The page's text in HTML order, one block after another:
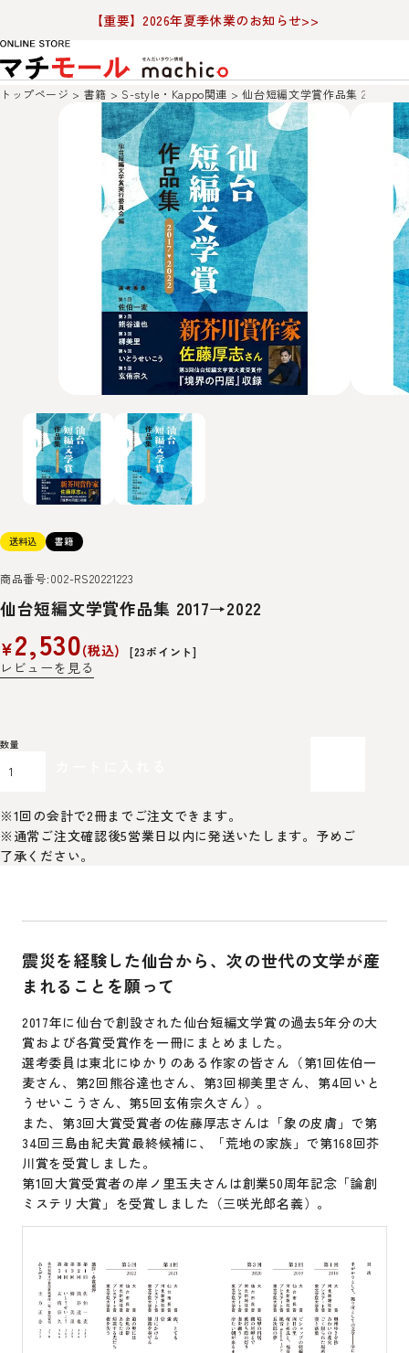
【重要】2026年夏季休業のお知らせ>>
トップページ 書籍 S-style・Kappo関連 仙台短編文学賞作品集
送料込 書籍
商品番号 002-RS20221223
仙台短編文学賞作品集 2017→2022
¥2,530 税込 [23ポイント]
レビューを見る
※1回の会計で2冊までご注文できます。
※通常ご注文確認後5営業日以内に発送いたします。予めご
了承ください。
震災を経験した仙台から、次の世代の文学が産
まれることを願って
2017年に仙台で創設された仙台短編文学賞の過去5年分の大
賞および各賞受賞作を一冊にまとめました。
選考委員は東北にゆかりのある作家の皆さん（第1回佐伯一
麦さん、第2回熊谷達也さん、第3回柳美里さん、第4回いと
うせいこうさん、第5回玄侑宗久さん）。
また、第3回大賞受賞者の佐藤厚志さんは「象の皮膚」で第
34回三島由紀夫賞最終候補に、「荒地の家族」で第168回芥
川賞を受賞しました。
第1回大賞受賞者の岸ノ里玉夫さんは創業50周年記念「論創
ミステリ大賞」を受賞しました（三咲光郎名義）。